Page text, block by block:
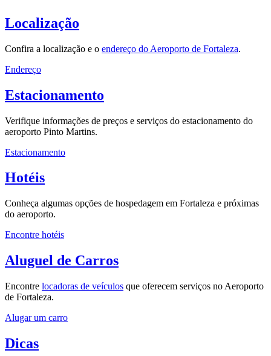
Localização
Confira a localização e o endereço do Aeroporto de Fortaleza.
Endereço
Estacionamento
Verifique informações de preços e serviços do estacionamento do
aeroporto Pinto Martins.
Estacionamento
Hotéis
Conheça algumas opções de hospedagem em Fortaleza e próximas
do aeroporto.
Encontre hotéis
Aluguel de Carros
Encontre locadoras de veículos que oferecem serviços no Aeroporto
de Fortaleza.
Alugar um carro
Dicas